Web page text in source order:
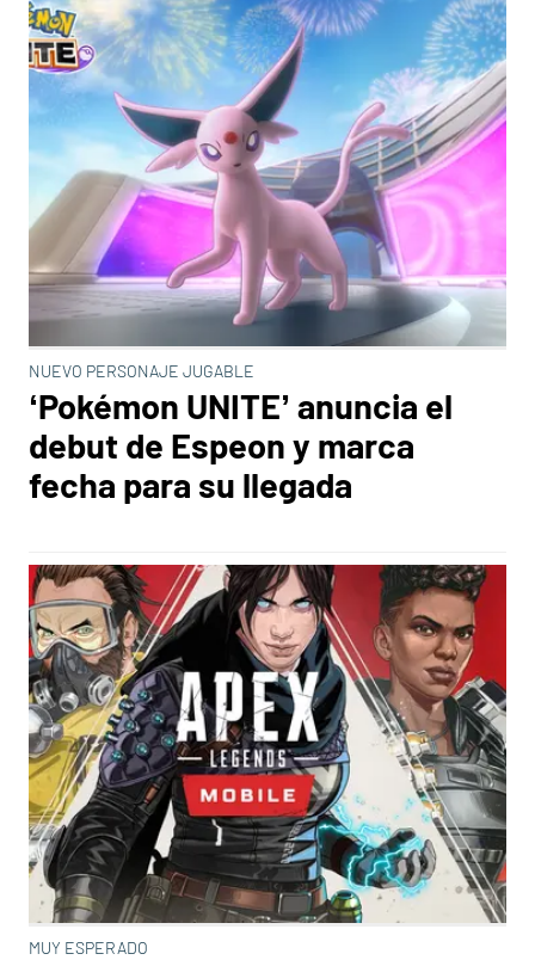
NUEVO PERSONAJE JUGABLE
‘Pokémon UNITE’ anuncia el
debut de Espeon y marca
fecha para su llegada
MUY ESPERADO